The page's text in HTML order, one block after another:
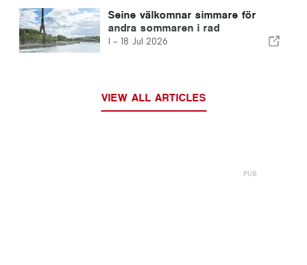
Seine välkomnar simmare för
andra sommaren i rad
I - 18 Jul 2026
VIEW ALL ARTICLES